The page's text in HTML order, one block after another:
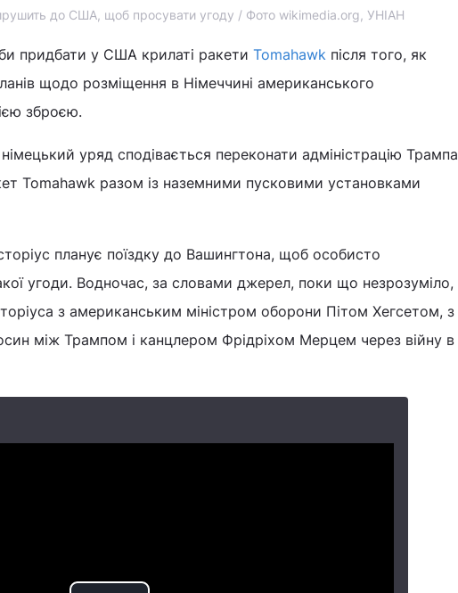
до США, щоб просувати угоду / Фото wikimedia.org, УНІАН
придбати у США крилаті ракети Tomahawk після того, як
щодо розміщення в Німеччині американського
зброєю.
уряд сподівається переконати адміністрацію Трампа
Tomahawk разом із наземними пусковими установками
планує поїздку до Вашингтона, щоб особисто
угоди. Водночас, за словами джерел, поки що незрозуміло,
з американським міністром оборони Пітом Хегсетом, з
між Трампом і канцлером Фрідріхом Мерцем через війну в